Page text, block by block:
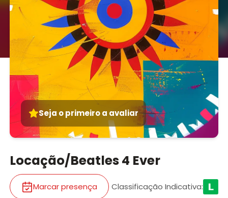
Seja o primeiro a avaliar
Locação/Beatles 4 Ever
Marcar presença Classificação Indicativa: